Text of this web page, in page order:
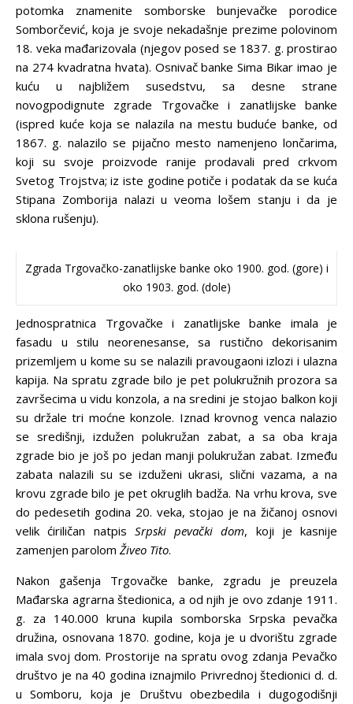
potomka znamenite somborske bunjevačke porodice
Somborčević, koja je svoje nekadašnje prezime polovinom
18. veka mađarizovala (njegov posed se 1837. g. prostirao
na 274 kvadratna hvata). Osnivač banke Sima Bikar imao je
kuću u najbližem susedstvu, sa desne strane
novogpodignute zgrade Trgovačke i zanatlijske banke
(ispred kuće koja se nalazila na mestu buduće banke, od
1867. g. nalazilo se pijačno mesto namenjeno lončarima,
koji su svoje proizvode ranije prodavali pred crkvom
Svetog Trojstva; iz iste godine potiče i podatak da se kuća
Stipana Zomborija nalazi u veoma lošem stanju i da je
sklona rušenju).
Zgrada Trgovačko-zanatlijske banke oko 1900. god. (gore) i
oko 1903. god. (dole)
Jednospratnica Trgovačke i zanatlijske banke imala je
fasadu u stilu neorenesanse, sa rustično dekorisanim
prizemljem u kome su se nalazili pravougaoni izlozi i ulazna
kapija. Na spratu zgrade bilo je pet polukružnih prozora sa
završecima u vidu konzola, a na sredini je stojao balkon koji
su držale tri moćne konzole. Iznad krovnog venca nalazio
se središnji, izdužen polukružan zabat, a sa oba kraja
zgrade bio je još po jedan manji polukružan zabat. Između
zabata nalazili su se izduženi ukrasi, slični vazama, a na
krovu zgrade bilo je pet okruglih badža. Na vrhu krova, sve
do pedesetih godina 20. veka, stojao je na žičanoj osnovi
velik ćiriličan natpis Srpski pevački dom, koji je kasnije
zamenjen parolom Živeo Tito.
Nakon gašenja Trgovačke banke, zgradu je preuzela
Mađarska agrarna štedionica, a od njih je ovo zdanje 1911.
g. za 140.000 kruna kupila somborska Srpska pevačka
družina, osnovana 1870. godine, koja je u dvorištu zgrade
imala svoj dom. Prostorije na spratu ovog zdanja Pevačko
društvo je na 40 godina iznajmilo Privrednoj štedionici d. d.
u Somboru, koja je Društvu obezbedila i dugogodišnji